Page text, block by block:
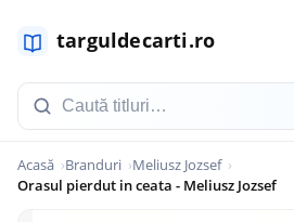
Acasă Branduri
Meliusz Jozsef
Orasul pierdut in ceata - Meliusz Jozsef